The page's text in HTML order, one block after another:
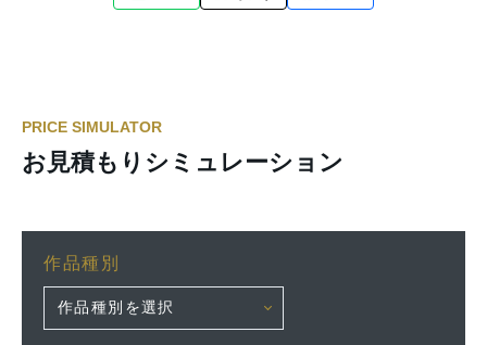
PRICE SIMULATOR
お見積もりシミュレーション
作品種別